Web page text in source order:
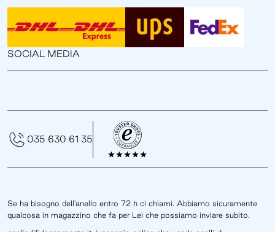
SOCIAL MEDIA
Se ha bisogno dell'anello entro 72 h ci chiami. Abbiamo sicuramente
qualcosa in magazzino che fa per Lei che possiamo inviare subito.
035 630 61 35